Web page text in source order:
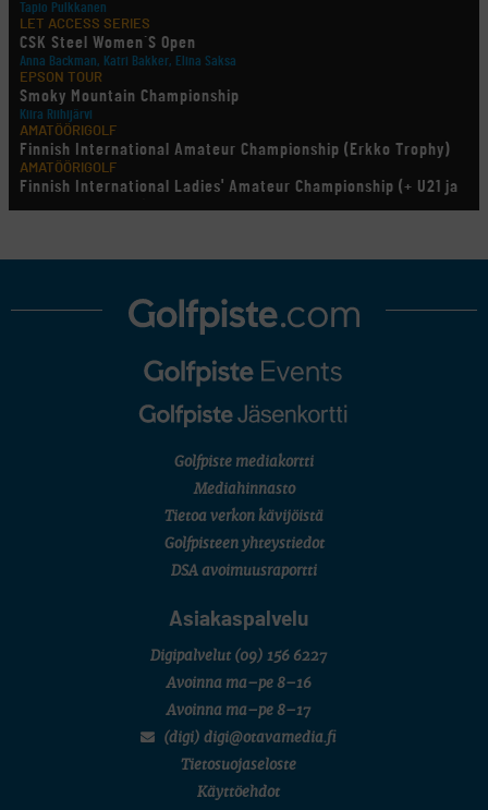
Tapio Pulkkanen
LET ACCESS SERIES
CSK Steel Women´S Open
Anna Backman, Katri Bakker, Elina Saksa
EPSON TOUR
Smoky Mountain Championship
Kiira Riihijärvi
AMATÖÖRIGOLF
Finnish International Amateur Championship (Erkko Trophy)
AMATÖÖRIGOLF
Finnish International Ladies' Amateur Championship (+ U21 ja
U18/FJT/Aulanko)
LEGENDS TOUR
U.S. Women's Amateur Championship
English Boys' (U14) Open Amateur Stroke Play Championship
Eeli Krankka, Lionel Mutikainen
Kivitippu Classic Invitational 2026
SM-reikäpeli (M50/Kymen Golf)
7 (U18 ja U21/pojat/Tahko)
Golfpiste mediakortti
Mediahinnasto
Tietoa verkon kävijöistä
Golfpisteen yhteystiedot
DSA avoimuusraportti
Asiakaspalvelu
Digipalvelut (09) 156 6227
Avoinna ma–pe 8–16
Avoinna ma–pe 8–17
(digi) digi@otavamedia.fi
Tietosuojaseloste
Käyttöehdot